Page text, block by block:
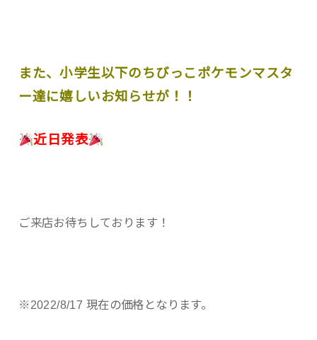
また、小学生以下のちびっこポケモンマスタ
ー達に嬉しいお知らせが！！
近日発表
ご来店お待ちしております！
※2022/8/17 現在の価格となります。